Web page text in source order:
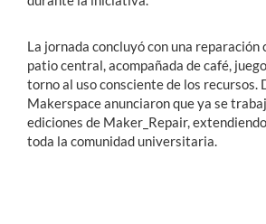
La jornada concluyó con una reparación
patio central, acompañada de café,
torno al uso consciente de los recursos.
Makerspace anunciaron que ya se
ediciones de Maker_Repair,
toda la comunidad universitaria.